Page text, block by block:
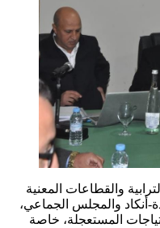
والقطاعات المعنية
والمجلس الجماعي،
المستعجلة، خاصة